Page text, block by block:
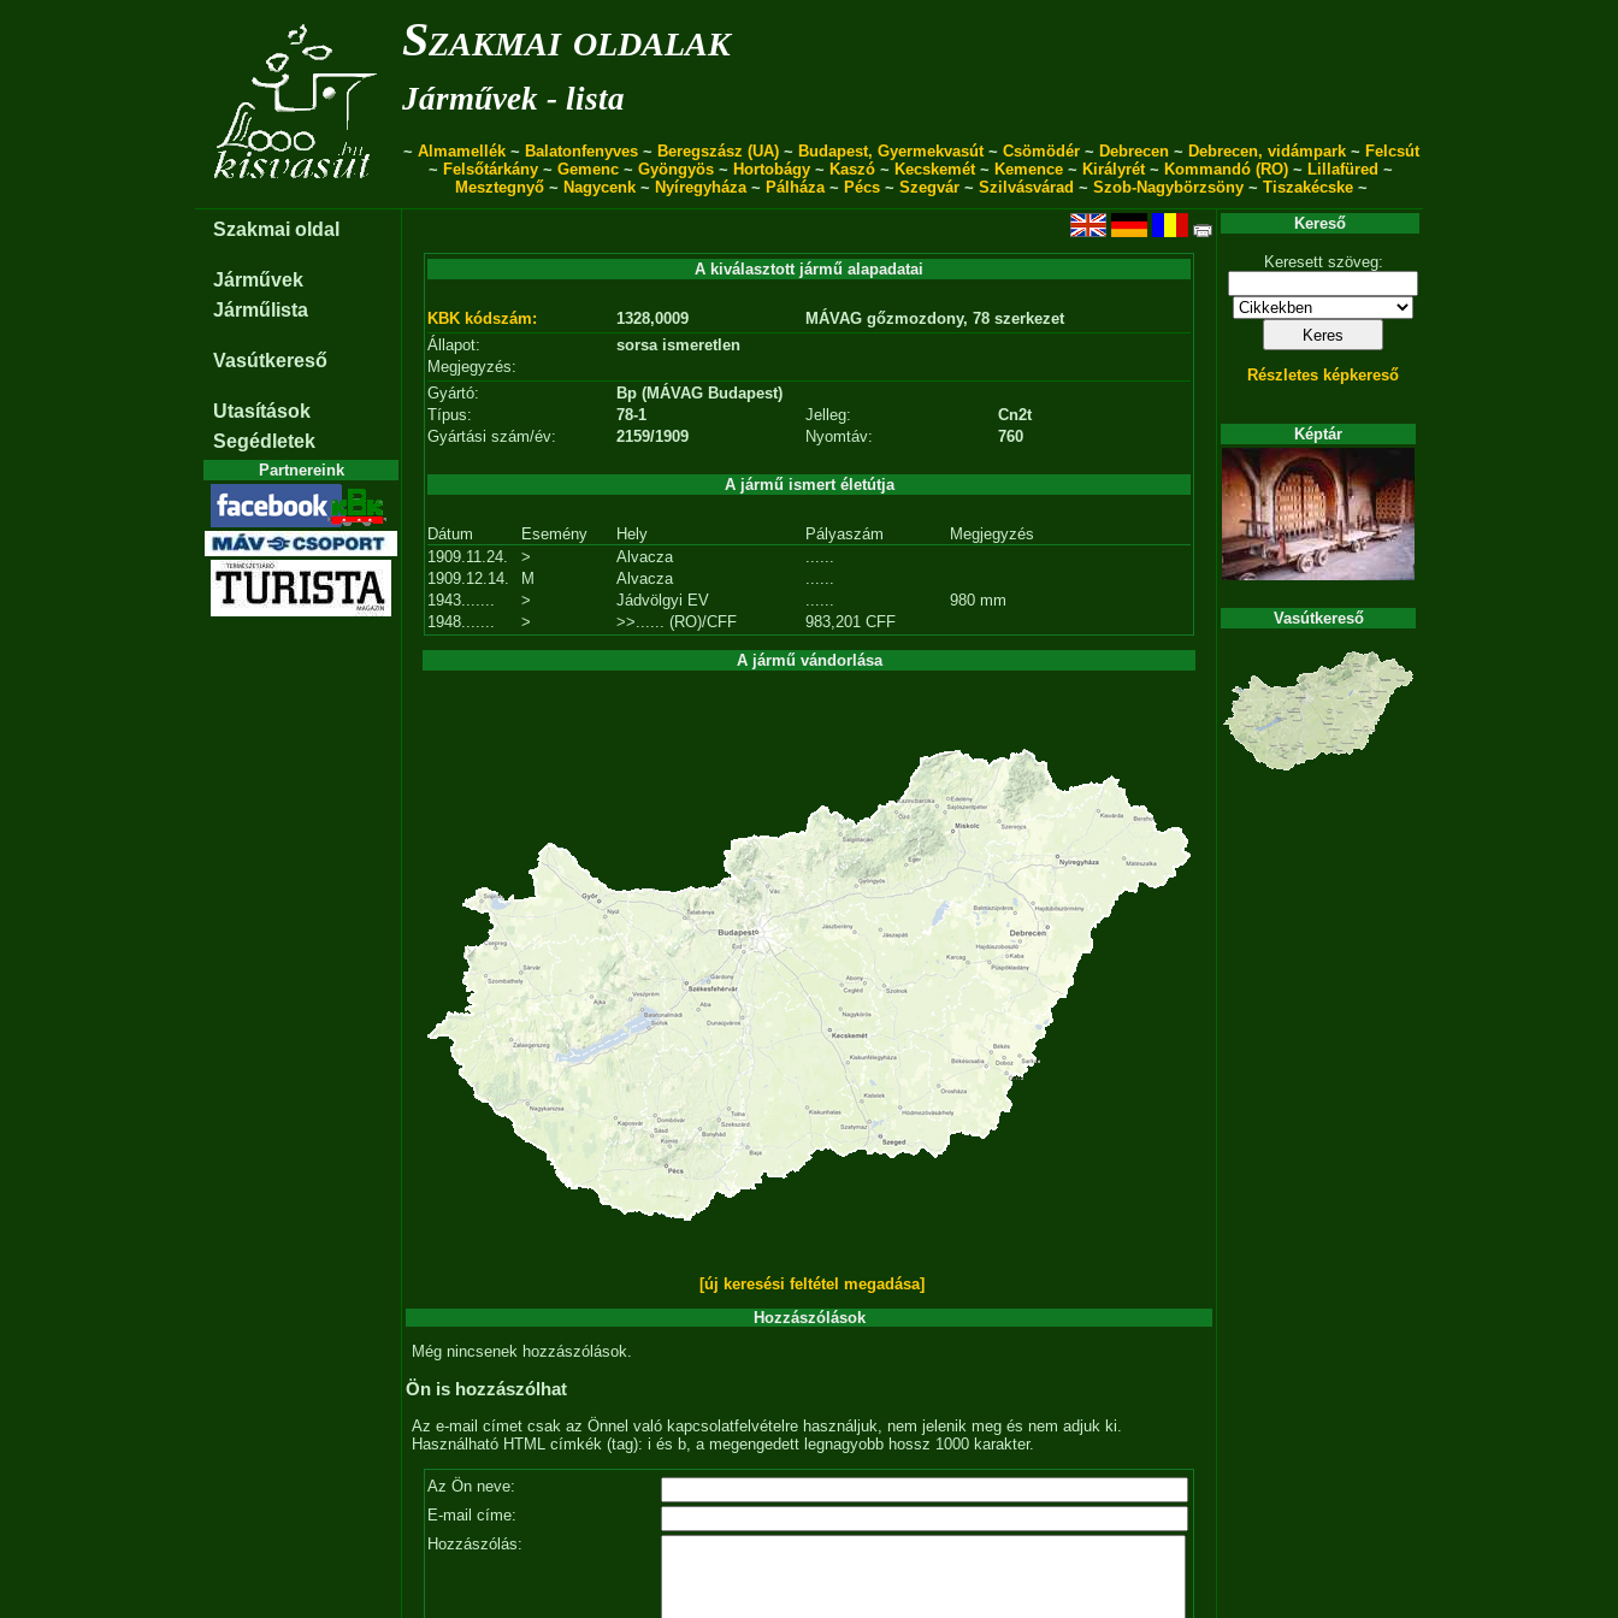
Szakmai oldalak
Járművek - lista
~ Almamellék~ Balatonfenyves~ Beregszász (UA)~ Budapest, Gyermekvasút~ Csömödér~ Debrecen~ Debrecen, vidámpark~ Felcsút
~ Felsőtárkány ~ Gemenc ~ Gyöngyös ~ Hortobágy ~ Kaszó ~ Kecskemét~ Kemence ~ Királyrét~ Kommandó (RO) ~ Lillafüred ~
Mesztegnyő~ Nagycenk~ Nyíregyháza~ Pálháza~ Pécs~ Szegvár~ Szilvásvárad ~ Szob-Nagybörzsöny~ Tiszakécske~
Szakmai oldal
Járművek
Járműlista
Vasútkereső
Utasítások
Segédletek
Partnereink
A kiválasztott jármű alapadatai
KBK kódszám: 1328,0009
MÁVAG gőzmozdony, 78 szerkezet
Állapot:
sorsa ismeretlen
Megjegyzés:
Gyártó:
Bp (MÁVAG Budapest)
Típus:
78-1 Jelleg:
Cn2t
Gyártási szám/év:
2159/1909 Nyomtáv: 760
A jármű ismert életútja
Dátum Esemény Hely Pályaszám
Megjegyzés
1909.11.24.
> Alvacza
......
1909.12.14.
M Alvacza
......
1943.......
> Jádvölgyi EV ......
980 mm
1948.......
> >>...... (RO)/CFF 983,201 CFF
A jármű vándorlása
[új keresési feltétel megadása]
Hozzászólások
Még nincsenek hozzászólások.
Ön is hozzászólhat
Az e-mail címet csak az Önnel való kapcsolatfelvételre használjuk, nem jelenik meg és nem adjuk ki.
Használható HTML címkék (tag): i és b, a megengedett legnagyobb hossz 1000 karakter.
Az Ön neve:
E-mail címe:
Hozzászólás:
Kereső
Keresett szöveg:
Részletes képkereső
Képtár
Vasútkereső